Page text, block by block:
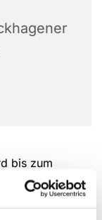
bis zum
die Eltern-
von 6